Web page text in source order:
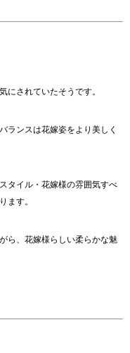
にされていたそうです。
ランスは花嫁姿をより美しく
タイル・花嫁様の雰囲気すべ
ます。
ら、花嫁様らしい柔らかな魅